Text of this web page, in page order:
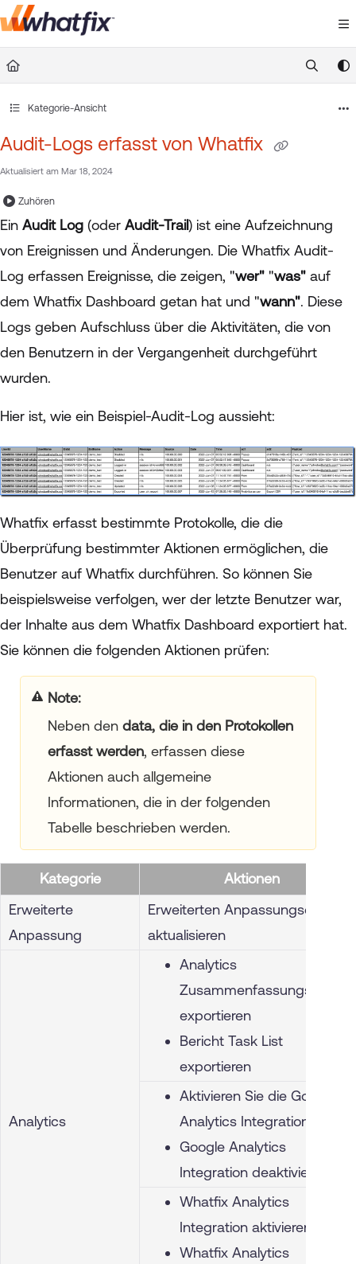
Documentation Index
Fetch the complete documentation index at:
https://
Kategorie-Ansicht
Audit-Logs erfasst von Whatfix
Aktualisiert am Mar 18, 2024
Zuhören
Ein Audit Log (oder Audit-Trail) ist eine Aufzeichnung
von Ereignissen und Änderungen. Die Whatfix Audit-
Log erfassen Ereignisse, die zeigen, "wer" "was" auf
dem Whatfix Dashboard getan hat und "wann". Diese
Logs geben Aufschluss über die Aktivitäten, die von
den Benutzern in der Vergangenheit durchgeführt
wurden.
Hier ist, wie ein Beispiel-Audit-Log aussieht:
Whatfix erfasst bestimmte Protokolle, die die
Überprüfung bestimmter Aktionen ermöglichen, die
Benutzer auf Whatfix durchführen. So können Sie
beispielsweise verfolgen, wer der letzte Benutzer war,
der Inhalte aus dem Whatfix Dashboard exportiert hat.
Sie können die folgenden Aktionen prüfen:
your title goes here
Neben den data, die in den Protokollen
erfasst werden, erfassen diese
Aktionen auch allgemeine
Informationen, die in der folgenden
Tabelle beschrieben werden.
Kategorie
Aktionen
Erweiterte
Anpassung
Erweiterten Anpassungscode
aktualisieren
Analytics
Analytics
Zusammenfassungsbericht
exportieren
Bericht Task List
exportieren
Aktivieren Sie die Google
Analytics Integration
Google Analytics
Integration deaktivieren
Whatfix Analytics
Integration aktivieren
Whatfix Analytics